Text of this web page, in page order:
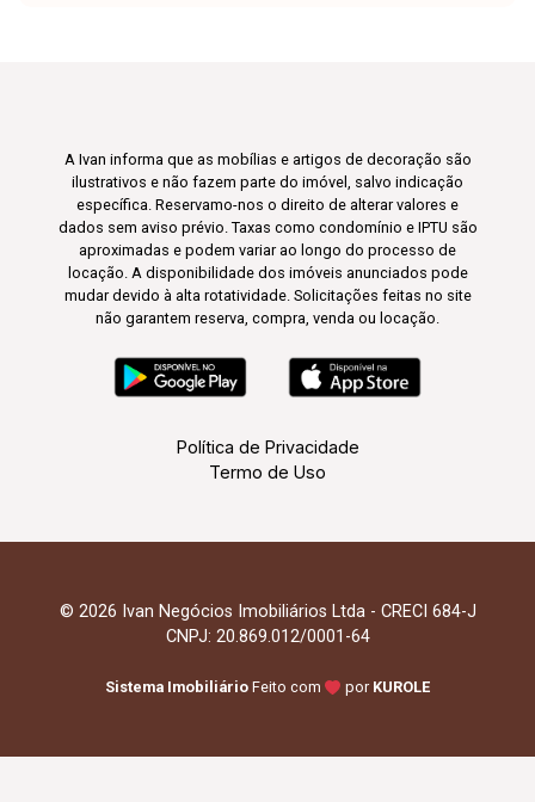
A Ivan informa que as mobílias e artigos de decoração são
ilustrativos e não fazem parte do imóvel, salvo indicação
específica. Reservamo-nos o direito de alterar valores e
dados sem aviso prévio. Taxas como condomínio e IPTU são
aproximadas e podem variar ao longo do processo de
locação. A disponibilidade dos imóveis anunciados pode
mudar devido à alta rotatividade. Solicitações feitas no site
não garantem reserva, compra, venda ou locação.
Política de Privacidade
Termo de Uso
© 2026 Ivan Negócios Imobiliários Ltda - CRECI 684-J
CNPJ: 20.869.012/0001-64
Sistema Imobiliário Feito com por KUROLE